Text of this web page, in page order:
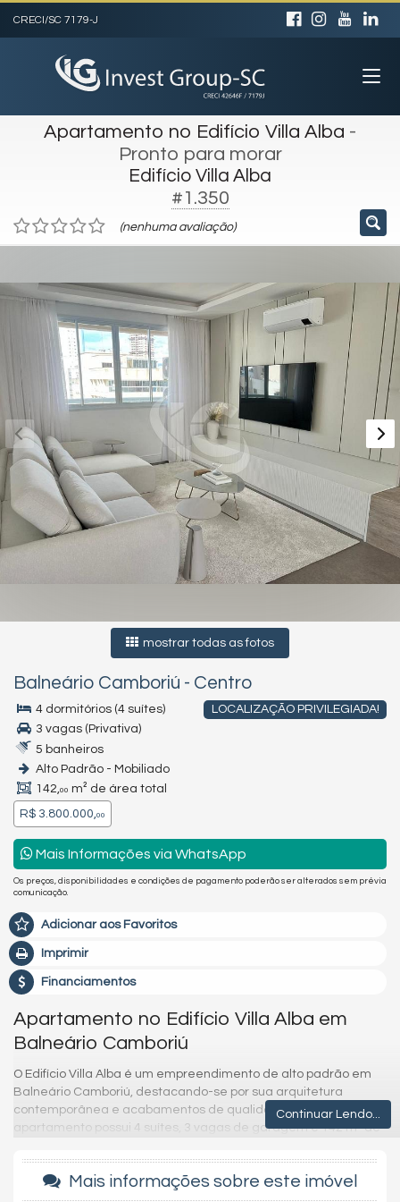
CRECI/SC 7179-J
Apartamento no Edifício Villa Alba -
Pronto para morar
Edifício Villa Alba
#1.350
(nenhuma avaliação)
mostrar todas as fotos
Balneário Camboriú - Centro
LOCALIZAÇÃO PRIVILEGIADA!
4 dormitórios (4 suítes)
3 vagas (Privativa)
5 banheiros
Alto Padrão - Mobiliado
142,00 m² de área total
R$ 3.800.000,00
Mais Informações via WhatsApp
Os preços, disponibilidades e condições de pagamento poderão ser alterados sem prévia
comunicação.
Adicionar aos Favoritos
Imprimir
Financiamentos
Apartamento no Edifício Villa Alba em
Balneário Camboriú
O Edifício Villa Alba é um empreendimento de alto padrão em
Balneário Camboriú, destacando-se por sua arquitetura
contemporânea e acabamentos de qualidade. Este
apartamento possui 4 suítes, 3 vagas de garagem e 142 m² de
localização privilegiada, com fácil acesso à praia e a diversas
comodidades, como restaurantes e lojas.
Continuar Lendo...
Mais informações sobre este imóvel